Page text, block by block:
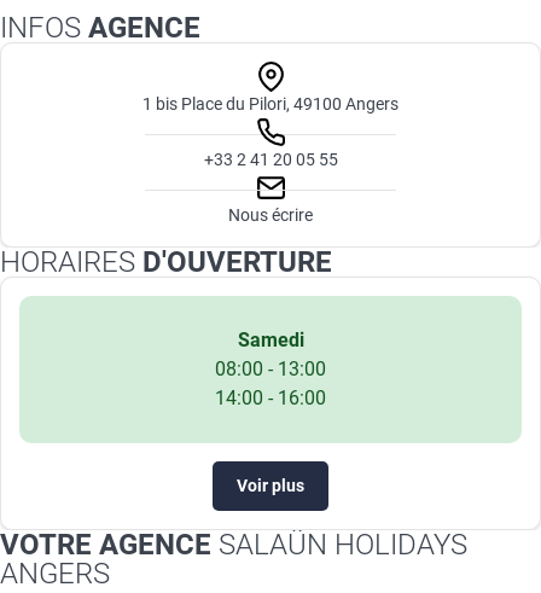
INFOS AGENCE
1 bis Place du Pilori, 49100 Angers
+33 2 41 20 05 55
Nous écrire
HORAIRES D'OUVERTURE
Samedi
08:00 - 13:00
14:00 - 16:00
Voir plus
VOTRE AGENCE SALAÜN HOLIDAYS
ANGERS